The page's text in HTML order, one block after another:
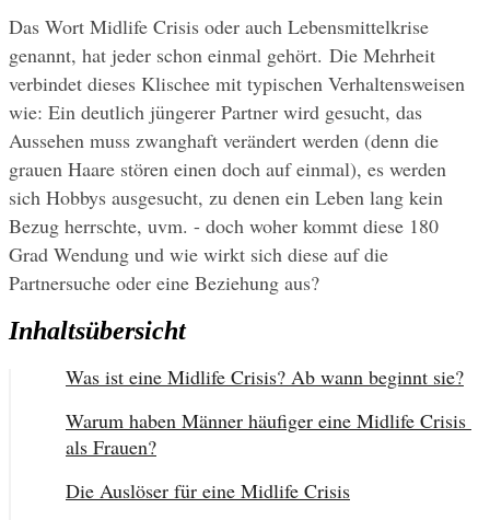
Das Wort Midlife Crisis oder auch Lebensmittelkrise
genannt, hat jeder schon einmal gehört. Die Mehrheit
verbindet dieses Klischee mit typischen Verhaltensweisen
wie: Ein deutlich jüngerer Partner wird gesucht, das
Aussehen muss zwanghaft verändert werden (denn die
grauen Haare stören einen doch auf einmal), es werden
sich Hobbys ausgesucht, zu denen ein Leben lang kein
Bezug herrschte, uvm. - doch woher kommt diese 180
Grad Wendung und wie wirkt sich diese auf die
Partnersuche oder eine Beziehung aus?
Inhaltsübersicht
Was ist eine Midlife Crisis? Ab wann beginnt sie?
Warum haben Männer häufiger eine Midlife Crisis
als Frauen?
Die Auslöser für eine Midlife Crisis